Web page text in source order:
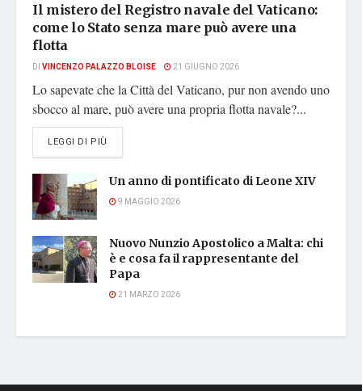
Il mistero del Registro navale del Vaticano:
come lo Stato senza mare può avere una
flotta
DI VINCENZO PALAZZO BLOISE 21 GIUGNO 2026
Lo sapevate che la Città del Vaticano, pur non avendo uno
sbocco al mare, può avere una propria flotta navale?...
LEGGI DI PIÙ
Un anno di pontificato di Leone XIV
9 MAGGIO 2026
Nuovo Nunzio Apostolico a Malta: chi
è e cosa fa il rappresentante del
Papa
21 MARZO 2026